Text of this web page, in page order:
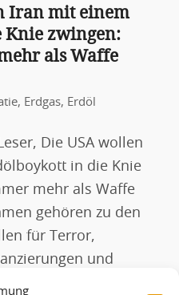
Iran mit einem
zwingen:
als Waffe
, Erdgas, Erdöl
Die USA wollen
in die Knie
mehr als Waffe
gehören zu den
für Terror,
und
tragen